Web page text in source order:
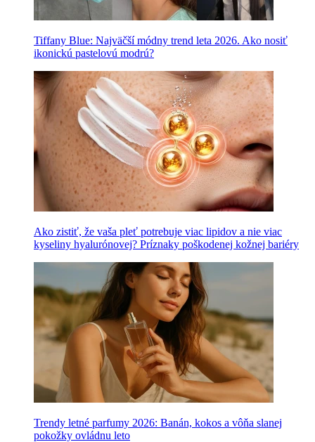
Tiffany Blue: Najväčší módny trend leta 2026. Ako nosiť
ikonickú pastelovú modrú?
Ako zistiť, že vaša pleť potrebuje viac lipidov a nie viac
kyseliny hyalurónovej? Príznaky poškodenej kožnej bariéry
Trendy letné parfumy 2026: Banán, kokos a vôňa slanej
pokožky ovládnu leto